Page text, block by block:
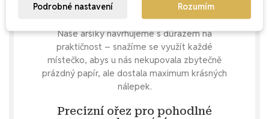
Každý milimetr má smysl
Naše aršíky navrhujeme s důrazem na
praktičnost – snažíme se využít každé
místečko, abys u nás nekupovala zbytečně
prázdný papír, ale dostala maximum krásných
nálepek.
Precizní ořez pro pohodlné
Podrobné nastavení Rozumím